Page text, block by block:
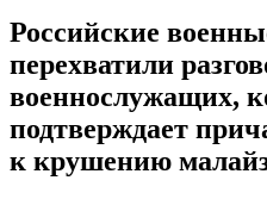
Российские
перехватили
военнослужащих,
подтверждает
к крушению